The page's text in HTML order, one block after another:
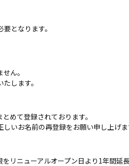
となります。
ん。
します。
めて登録されております。
いお名前の再登録をお願い申し上げ
リニューアルオープン日より1年間延